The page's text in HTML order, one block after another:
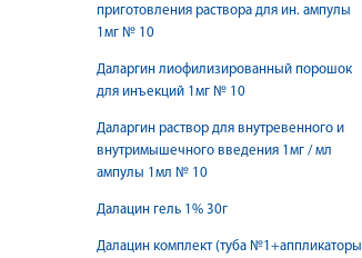
приготовления раствора для ин. ампулы
1мг № 10
Даларгин лиофилизированный порошок
для инъекций 1мг № 10
Даларгин раствор для внутревенного и
внутримышечного введения 1мг / мл
ампулы 1мл № 10
Далацин гель 1% 30г
Далацин комплект (туба №1+аппликаторы